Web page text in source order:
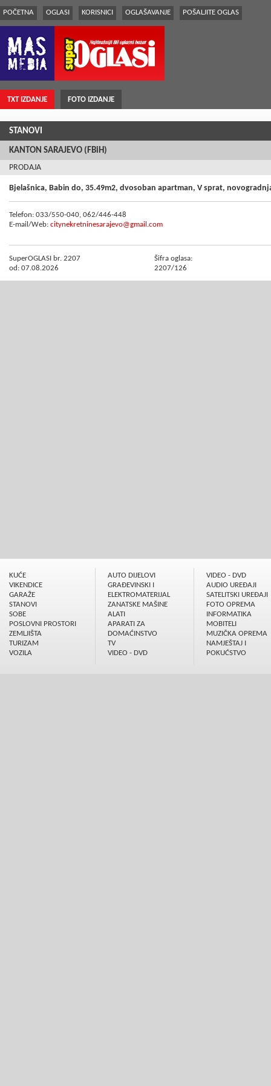
POČETNA OGLASI KORISNICI OGLAŠAVANJE POŠALJITE OGLAS
TXT IZDANJE FOTO IZDANJE
STANOVI
KANTON SARAJEVO (FBiH)
PRODAJA
Bjelašnica, Babin do, 35.49m2, dvosoban apartman, V sprat,
Telefon: 033/550-040, 062/446-448
E-mail/Web: citynekretninesarajevo@gmail.com
SuperOGLASI br. 2207
od: 07.08.2026
Šifra oglasa:
2207/126
KUĆE
VIKENDICE
GARAŽE
STANOVI
SOBE
POSLOVNI PROSTORI
ZEMLJIŠTA
TURIZAM
VOZILA
AUTO DIJELOVI
GRAÐEVINSKI I
ELEKTROMATERIJAL
ZANATSKE MAŠINE
ALATI
APARATI ZA
DOMAĆINSTVO
TV
VIDEO - DVD
VIDEO - DVD
AUDIO UREÐAJI
SATELITSKI UREÐAJI
FOTO OPREMA
INFORMATIKA
MOBITELI
MUZIČKA OPREMA
NAMJEŠTAJ I
POKUĆSTVO